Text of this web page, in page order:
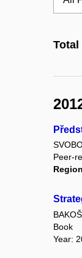
Peer-
Book
Year: